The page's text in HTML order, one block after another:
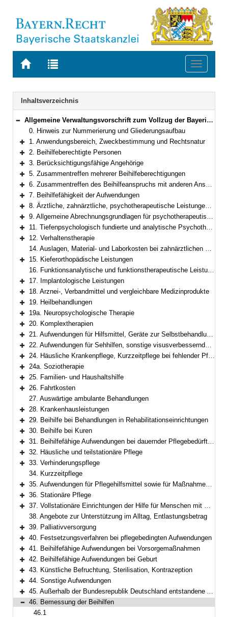
Zur
BAYERN.RECHT
Zur
letzten
Suche
Toggle
Navigation
Inhaltsverzeichnis
Bereich reduzieren
Allgemeine Verwaltungsvorschrift zum Vollzug der Bayerischen Beihilfeverordnung
0. Hinweis zur Nummerierung und Gliederungsaufbau
Bereich erweitern
1. Anwendungsbereich, Zweckbestimmung und Rechtsnatur
Bereich erweitern
2. Beihilfeberechtigte Personen
Bereich erweitern
3. Berücksichtigungsfähige Angehörige
Bereich erweitern
5. Zusammentreffen mehrerer Beihilfeberechtigungen
Bereich erweitern
6. Zusammentreffen des Beihilfeanspruchs mit anderen Ansprüchen
Bereich erweitern
7. Beihilfefähigkeit der Aufwendungen
Bereich erweitern
8. Ärztliche, zahnärztliche, psychotherapeutische Leistungen und Heilpraktikerleistungen
Bereich erweitern
9. Allgemeine Abrechnungsgrundlagen für psychotherapeutische Leistungen
Bereich erweitern
11. Tiefenpsychologisch fundierte und analytische Psychotherapie
Bereich erweitern
12. Verhaltenstherapie
14. Auslagen, Material- und Laborkosten bei zahnärztlichen Leistungen
Bereich erweitern
15. Kieferorthopädische Leistungen
16. Funktionsanalytische und funktionstherapeutische Leistungen
Bereich erweitern
17. Implantologische Leistungen
Bereich erweitern
18. Arznei-, Verbandmittel und vergleichbare Medizinprodukte
Bereich erweitern
19. Heilbehandlungen
Bereich erweitern
19a. Neuropsychologische Therapie
Bereich erweitern
20. Komplextherapien
Bereich erweitern
21. Aufwendungen für Hilfsmittel, Geräte zur Selbstbehandlung und Selbstkontrolle sowie für Körperersatzstücke
Bereich erweitern
22. Aufwendungen für Sehhilfen, sonstige visusverbessernde Maßnahmen
Bereich erweitern
24. Häusliche Krankenpflege, Kurzzeitpflege bei fehlender Pflegebedürftigkeit
Bereich erweitern
24a. Soziotherapie
Bereich erweitern
25. Familien- und Haushaltshilfe
Bereich erweitern
26. Fahrtkosten
27. Auswärtige ambulante Behandlungen
Bereich erweitern
28. Krankenhausleistungen
Bereich erweitern
29. Beihilfe bei Behandlungen in Rehabilitationseinrichtungen
Bereich erweitern
30. Beihilfe bei Kuren
Bereich erweitern
31. Beihilfefähige Aufwendungen bei dauernder Pflegebedürftigkeit
Bereich erweitern
32. Häusliche und teilstationäre Pflege
Bereich erweitern
33. Verhinderungspflege
34. Kurzzeitpflege
Bereich erweitern
35. Aufwendungen für Pflegehilfsmittel sowie für Maßnahmen zur Verbesserung des individuellen Wohnumfelds
Bereich erweitern
36. Stationäre Pflege
Bereich erweitern
37. Vollstationäre Einrichtungen der Hilfe für Menschen mit Behinderung
38. Angebote zur Unterstützung im Alltag, Entlastungsbetrag
Bereich erweitern
39. Palliativversorgung
Bereich erweitern
40. Festsetzungsverfahren bei pflegebedingten Aufwendungen
Bereich erweitern
41. Beihilfefähige Aufwendungen bei Vorsorgemaßnahmen
Bereich erweitern
42. Beihilfefähige Aufwendungen bei Geburt
Bereich erweitern
43. Künstliche Befruchtung, Sterilisation, Kontrazeption
Bereich erweitern
44. Sonstige Aufwendungen
Bereich erweitern
45. Außerhalb der Bundesrepublik Deutschland entstandene Aufwendungen
Bereich reduzieren
46. Bemessung der Beihilfen
46.1